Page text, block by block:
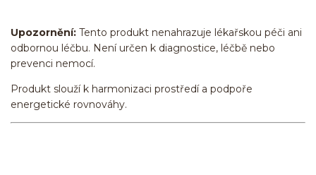
Upozornění: Tento produkt nenahrazuje lékařskou péči ani
odbornou léčbu. Není určen k diagnostice, léčbě nebo
prevenci nemocí.
Produkt slouží k harmonizaci prostředí a podpoře
energetické rovnováhy.